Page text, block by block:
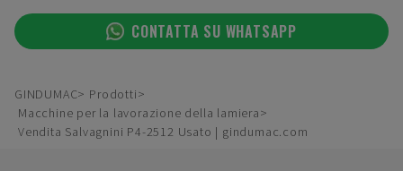
CONTATTA SU WHATSAPP
GINDUMAC
Prodotti
Macchine per la lavorazione della lamiera
Vendita Salvagnini P4-2512 Usato | gindumac.com